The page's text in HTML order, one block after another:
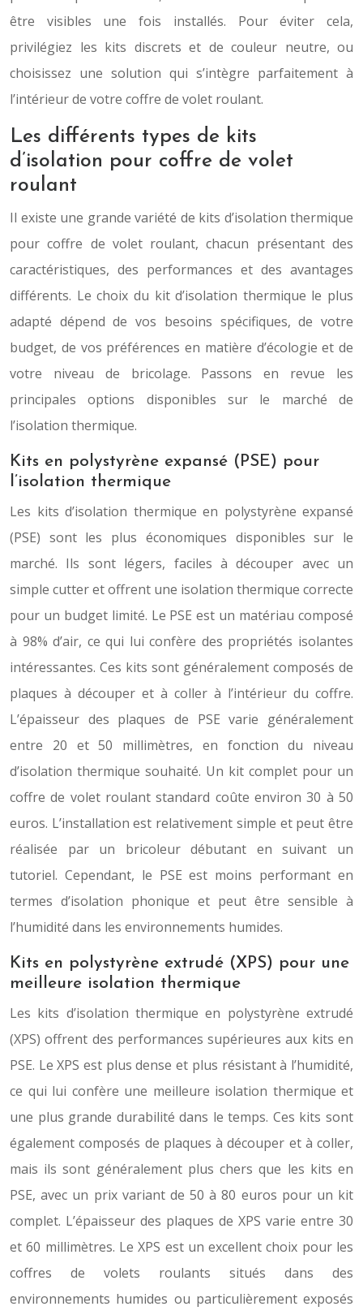
être visibles une fois installés. Pour éviter cela,
privilégiez les kits discrets et de couleur neutre, ou
choisissez une solution qui s’intègre parfaitement à
l’intérieur de votre coffre de volet roulant.
Les différents types de kits
d’isolation pour coffre de volet
roulant
Il existe une grande variété de kits d’isolation thermique
pour coffre de volet roulant, chacun présentant des
caractéristiques, des performances et des avantages
différents. Le choix du kit d’isolation thermique le plus
adapté dépend de vos besoins spécifiques, de votre
budget, de vos préférences en matière d’écologie et de
votre niveau de bricolage. Passons en revue les
principales options disponibles sur le marché de
l’isolation thermique.
Kits en polystyrène expansé (PSE) pour
l’isolation thermique
Les kits d’isolation thermique en polystyrène expansé
(PSE) sont les plus économiques disponibles sur le
marché. Ils sont légers, faciles à découper avec un
simple cutter et offrent une isolation thermique correcte
pour un budget limité. Le PSE est un matériau composé
à 98% d’air, ce qui lui confère des propriétés isolantes
intéressantes. Ces kits sont généralement composés de
plaques à découper et à coller à l’intérieur du coffre.
L’épaisseur des plaques de PSE varie généralement
entre 20 et 50 millimètres, en fonction du niveau
d’isolation thermique souhaité. Un kit complet pour un
coffre de volet roulant standard coûte environ 30 à 50
euros. L’installation est relativement simple et peut être
réalisée par un bricoleur débutant en suivant un
tutoriel. Cependant, le PSE est moins performant en
termes d’isolation phonique et peut être sensible à
l’humidité dans les environnements humides.
Kits en polystyrène extrudé (XPS) pour une
meilleure isolation thermique
Les kits d’isolation thermique en polystyrène extrudé
(XPS) offrent des performances supérieures aux kits en
PSE. Le XPS est plus dense et plus résistant à l’humidité,
ce qui lui confère une meilleure isolation thermique et
une plus grande durabilité dans le temps. Ces kits sont
également composés de plaques à découper et à coller,
mais ils sont généralement plus chers que les kits en
PSE, avec un prix variant de 50 à 80 euros pour un kit
complet. L’épaisseur des plaques de XPS varie entre 30
et 60 millimètres. Le XPS est un excellent choix pour les
coffres de volets roulants situés dans des
environnements humides ou particulièrement exposés